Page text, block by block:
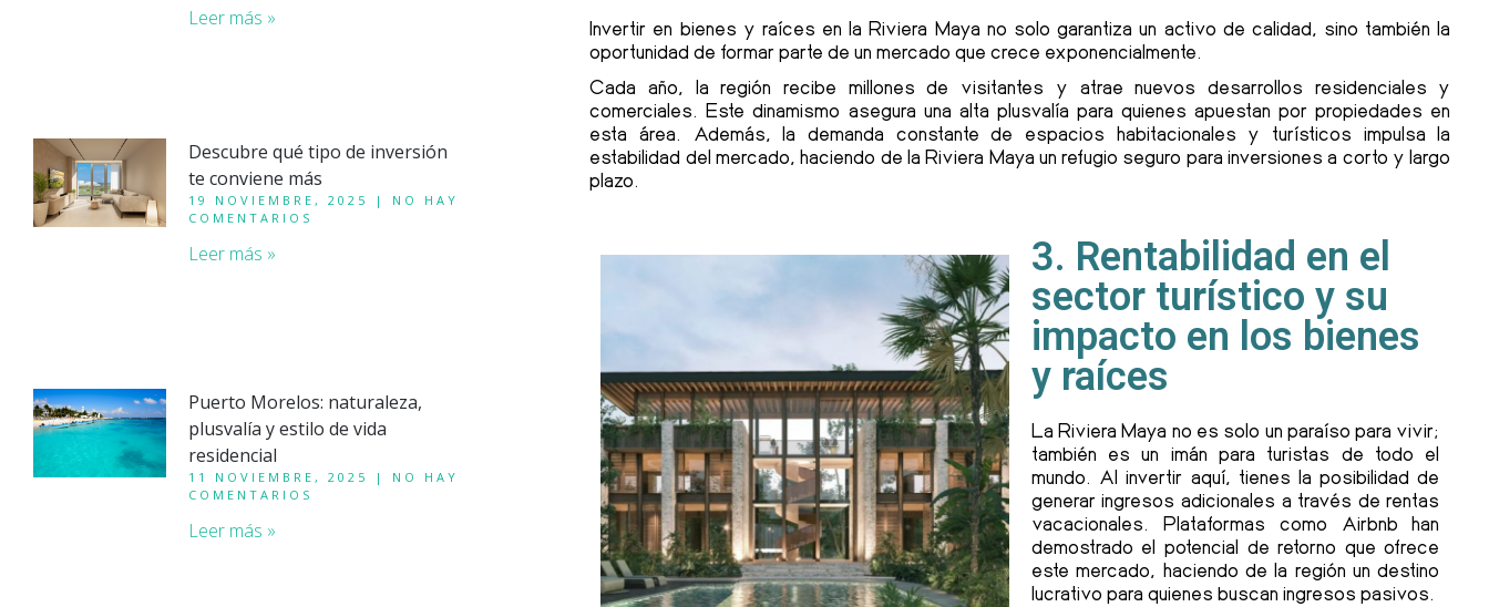
Leer más »
Descubre qué tipo de inversión
te conviene más
19 NOVIEMBRE, 2025
NO HAY
COMENTARIOS
Leer más »
Puerto Morelos: naturaleza,
plusvalía y estilo de vida
residencial
11 NOVIEMBRE, 2025
NO HAY
COMENTARIOS
Leer más »
Invertir en bienes y raíces en la Riviera Maya no solo garantiza un activo de calidad, sino también la
oportunidad de formar parte de un mercado que crece exponencialmente.
Cada año, la región recibe millones de visitantes y atrae nuevos desarrollos residenciales y
comerciales. Este dinamismo asegura una alta plusvalía para quienes apuestan por propiedades en
esta área. Además, la demanda constante de espacios habitacionales y turísticos impulsa la
estabilidad del mercado, haciendo de la Riviera Maya un refugio seguro para inversiones a corto y largo
plazo.
3. Rentabilidad en el
sector turístico y su
impacto en los bienes
y raíces
La Riviera Maya no es solo un paraíso para vivir;
también es un imán para turistas de todo el
mundo. Al invertir aquí, tienes la posibilidad de
generar ingresos adicionales a través de rentas
vacacionales. Plataformas como Airbnb han
demostrado el potencial de retorno que ofrece
este mercado, haciendo de la región un destino
lucrativo para quienes buscan ingresos pasivos.